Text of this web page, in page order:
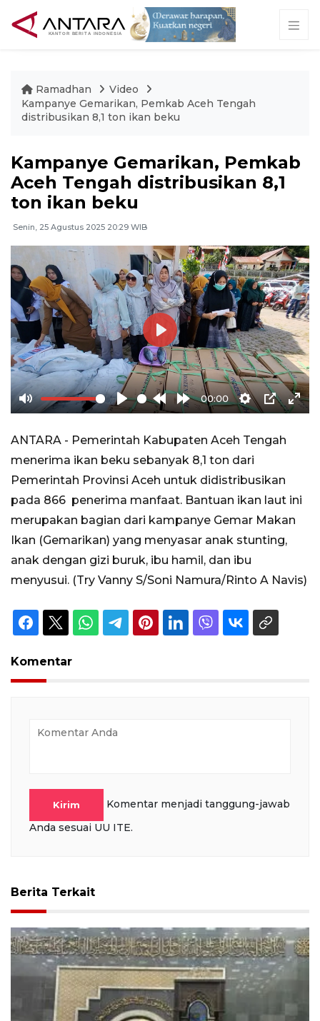
Ramadhan
Video
Kampanye Gemarikan, Pemkab Aceh Tengah
distribusikan 8,1 ton ikan beku
Kampanye Gemarikan, Pemkab
Aceh Tengah distribusikan 8,1
ton ikan beku
Senin, 25 Agustus 2025 20:29 WIB
Mute Play
Rewind
10s
Forward
10s
00:00
Settings
PIP
Play
ANTARA - Pemerintah Kabupaten Aceh Tengah
menerima ikan beku sebanyak 8,1 ton dari
Pemerintah Provinsi Aceh untuk didistribusikan
pada 866 penerima manfaat. Bantuan ikan laut ini
merupakan bagian dari kampanye Gemar Makan
Ikan (Gemarikan) yang menyasar anak stunting,
anak dengan gizi buruk, ibu hamil, dan ibu
menyusui. (Try Vanny S/Soni Namura/Rinto A Navis)
Komentar
Kirim
Komentar menjadi tanggung-jawab
Anda sesuai UU ITE.
Berita Terkait